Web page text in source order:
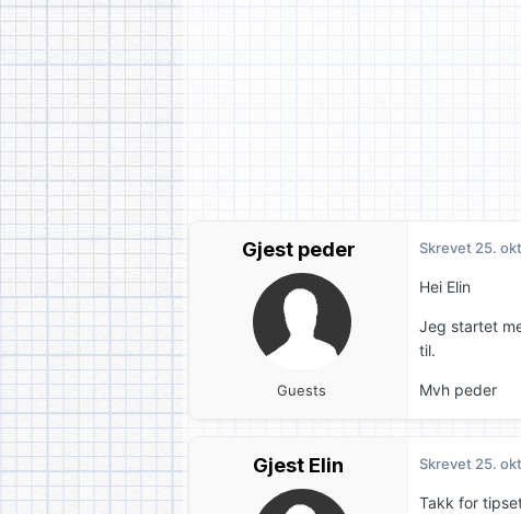
Gjest peder
Guests
Skrevet 25.
Hei Elin
Jeg startet
til.
Mvh peder
Gjest Elin Skrevet 25.
Takk for